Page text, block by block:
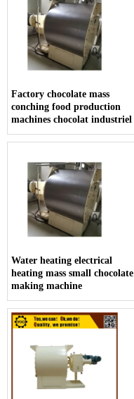
Factory chocolate mass
conching food production
machines chocolat industriel
Water heating electrical
heating mass small chocolate
making machine